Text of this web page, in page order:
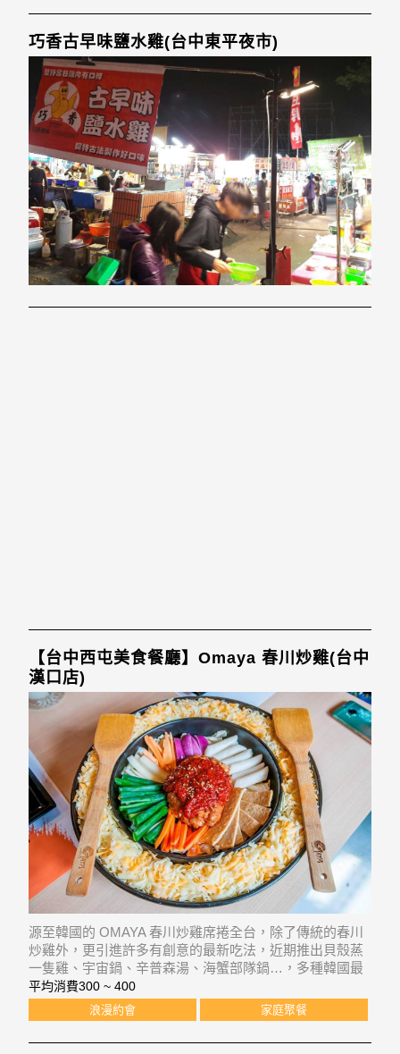
巧香古早味鹽水雞(台中東平夜市)
【台中西屯美食餐廳】Omaya 春川炒雞(台中
漢口店)
源至韓國的 OMAYA 春川炒雞席捲全台，除了傳統的春川
炒雞外，更引進許多有創意的最新吃法，近期推出貝殼蒸
一隻雞、宇宙鍋、辛普森湯、海蟹部隊鍋…，多種韓國最
新美食等你來品嘗。
平均消費300 ~ 400
浪漫約會 家庭聚餐